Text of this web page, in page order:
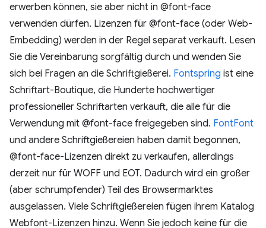
erwerben können, sie aber nicht in @font-face
verwenden dürfen. Lizenzen für @font-face (oder Web-
Embedding) werden in der Regel separat verkauft. Lesen
Sie die Vereinbarung sorgfältig durch und wenden Sie
sich bei Fragen an die Schriftgießerei. Fontspring ist eine
Schriftart-Boutique, die Hunderte hochwertiger
professioneller Schriftarten verkauft, die alle für die
Verwendung mit @font-face freigegeben sind. FontFont
und andere Schriftgießereien haben damit begonnen,
@font-face-Lizenzen direkt zu verkaufen, allerdings
derzeit nur für WOFF und EOT. Dadurch wird ein großer
(aber schrumpfender) Teil des Browsermarktes
ausgelassen. Viele Schriftgießereien fügen ihrem Katalog
Webfont-Lizenzen hinzu. Wenn Sie jedoch keine für die